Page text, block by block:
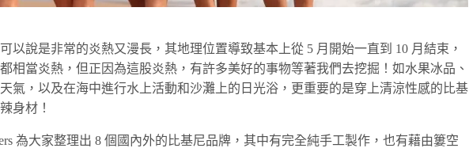
以說是非常的炎熱又漫長，其地理位置導致基本上從 5 月開始一直到 10 月結束，
相當炎熱，但正因為這股炎熱，有許多美好的事物等著我們去挖掘！如水果冰品、
氣，以及在海中進行水上活動和沙灘上的日光浴，更重要的是穿上清涼性感的比基
身材！
為大家整理出 8 個國內外的比基尼品牌，其中有完全純手工製作，也有藉由簍空